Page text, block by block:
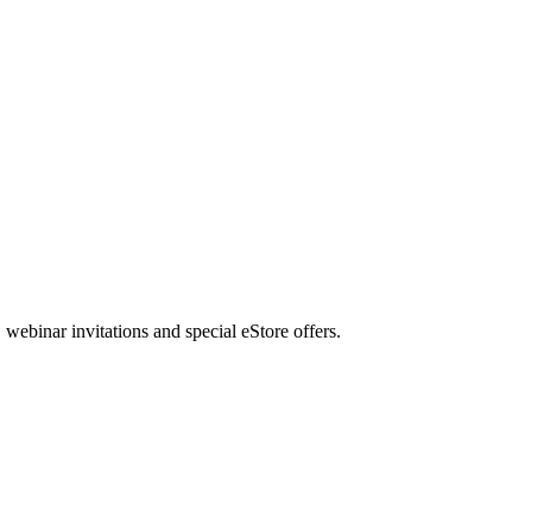
invitations and special eStore offers.